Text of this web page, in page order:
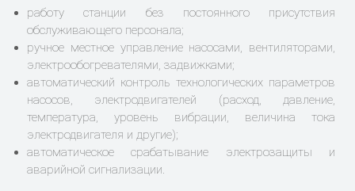
работу станции без постоянного присутствия
обслуживающего персонала;
ручное местное управление насосами, вентиляторами,
электрообогревателями, задвижками;
автоматический контроль технологических параметров
насосов, электродвигателей (расход, давление,
температура, уровень вибрации, величина тока
электродвигателя и другие);
автоматическое срабатывание электрозащиты и
аварийной сигнализации.